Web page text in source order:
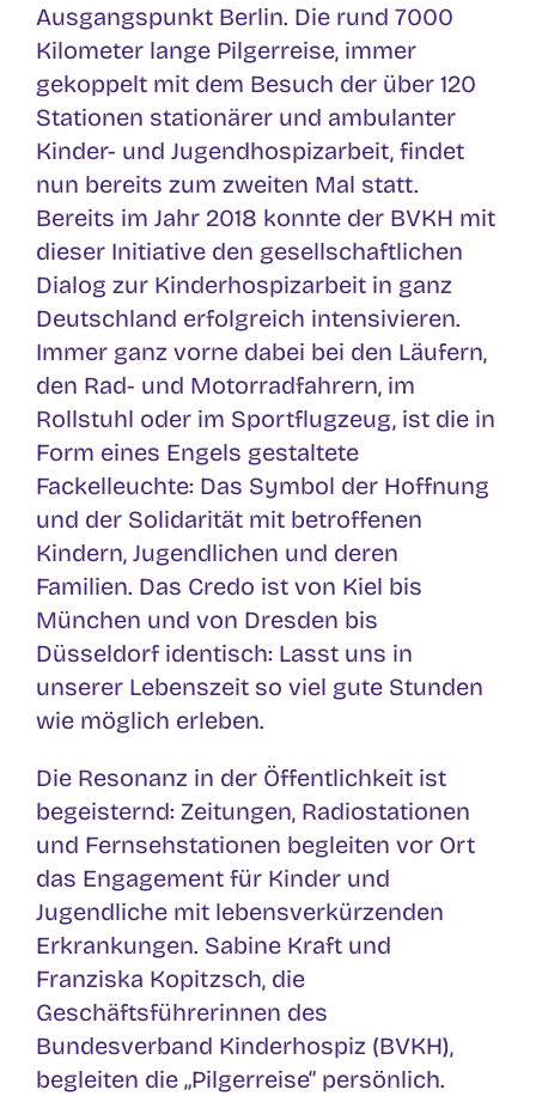
Ausgangspunkt Berlin. Die rund 7000
Kilometer lange Pilgerreise, immer
gekoppelt mit dem Besuch der über 120
Stationen stationärer und ambulanter
Kinder- und Jugendhospizarbeit, findet
nun bereits zum zweiten Mal statt.
Bereits im Jahr 2018 konnte der BVKH mit
dieser Initiative den gesellschaftlichen
Dialog zur Kinderhospizarbeit in ganz
Deutschland erfolgreich intensivieren.
Immer ganz vorne dabei bei den Läufern,
den Rad- und Motorradfahrern, im
Rollstuhl oder im Sportflugzeug, ist die in
Form eines Engels gestaltete
Fackelleuchte: Das Symbol der Hoffnung
und der Solidarität mit betroffenen
Kindern, Jugendlichen und deren
Familien. Das Credo ist von Kiel bis
München und von Dresden bis
Düsseldorf identisch: Lasst uns in
unserer Lebenszeit so viel gute Stunden
wie möglich erleben.
Die Resonanz in der Öffentlichkeit ist
begeisternd: Zeitungen, Radiostationen
und Fernsehstationen begleiten vor Ort
das Engagement für Kinder und
Jugendliche mit lebensverkürzenden
Erkrankungen. Sabine Kraft und
Franziska Kopitzsch, die
Geschäftsführerinnen des
Bundesverband Kinderhospiz (BVKH),
begleiten die „Pilgerreise“ persönlich.